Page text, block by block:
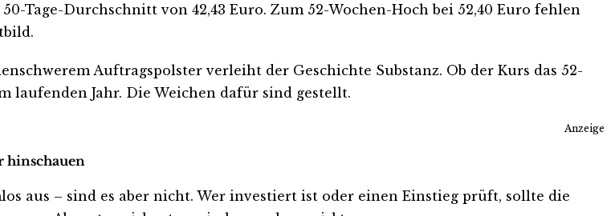
Tage-Durchschnitt von 42,43 Euro. Zum 52-Wochen-Hoch bei 52,40 Euro fehlen
Auftragspolster verleiht der Geschichte Substanz. Ob der Kurs das 52-
laufenden Jahr. Die Weichen dafür sind gestellt.
Anzeige
hinschauen
aus – sind es aber nicht. Wer investiert ist oder einen Einstieg prüft, sollte die